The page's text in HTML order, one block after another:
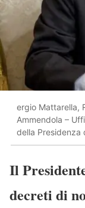
ergio Mattarella,
Ammendola –
della Presidenza
Il
decreti di